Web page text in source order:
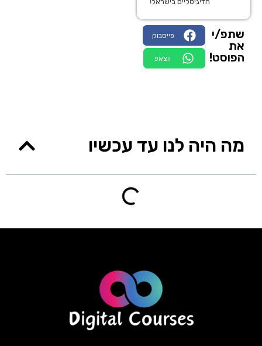
שתפ/י
את
הפוסט!
פייסבוק
ווצאפ
מה היה לנו עד עכשיו